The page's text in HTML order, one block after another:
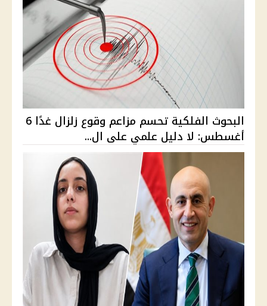
البحوث الفلكية تحسم مزاعم وقوع زلزال غدًا 6
أغسطس: لا دليل علمي على ال...